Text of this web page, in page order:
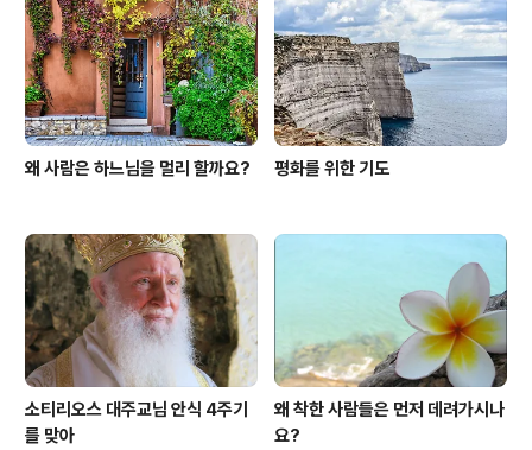
왜 사람은 하느님을 멀리 할까요? 평화를 위한 기도
소티리오스 대주교님 안식 4주기
를 맞아
왜 착한 사람들은 먼저 데려가시나
요?